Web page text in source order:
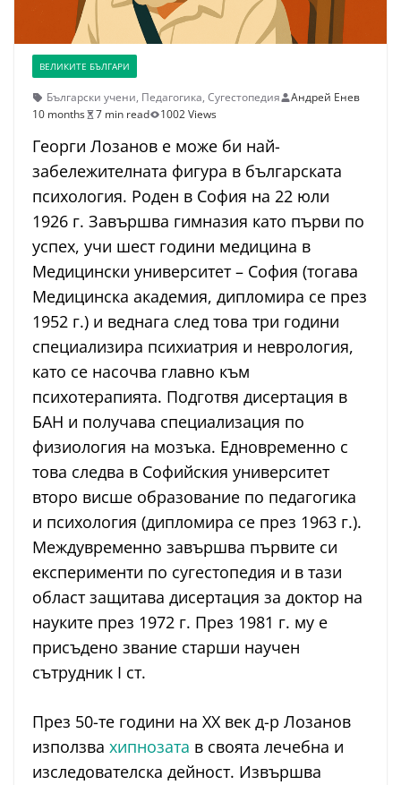
ВЕЛИКИТЕ БЪЛГАРИ
Български учени, Педагогика, Сугестопедия
Андрей Енев
10 months
7 min read 1002 Views
Георги Лозанов е може би най-
забележителната фигура в българската
психология. Роден в София на 22 юли
1926 г. Завършва гимназия като първи по
успех, учи шест години медицина в
Медицински университет – София (тогава
Медицинска академия, дипломира се през
1952 г.) и веднага след това три години
специализира психиатрия и неврология,
като се насочва главно към
психотерапията. Подготвя дисертация в
БАН и получава специализация по
физиология на мозъка. Едновременно с
това следва в Софийския университет
второ висше образование по педагогика
и психология (дипломира се през 1963 г.).
Междувременно завършва първите си
експерименти по сугестопедия и в тази
област защитава дисертация за доктор на
науките през 1972 г. През 1981 г. му е
присъдено звание старши научен
сътрудник I ст.
През 50-те години на ХХ век д-р Лозанов
използва хипнозата в своята лечебна и
изследователска дейност. Извършва